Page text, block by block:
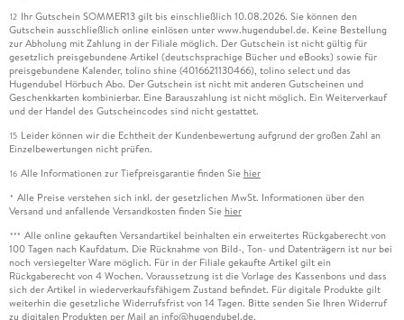
12 Ihr Gutschein SOMMER13 gilt bis einschließlich 10.08.2026. Sie können den
Gutschein ausschließlich online einlösen unter www.hugendubel.de. Keine Bestellung
zur Abholung mit Zahlung in der Filiale möglich. Der Gutschein ist nicht gültig für
gesetzlich preisgebundene Artikel (deutschsprachige Bücher und eBooks) sowie für
preisgebundene Kalender, tolino shine (4016621130466), tolino select und das
Hugendubel Hörbuch Abo. Der Gutschein ist nicht mit anderen Gutscheinen und
Geschenkkarten kombinierbar. Eine Barauszahlung ist nicht möglich. Ein Weiterverkauf
und der Handel des Gutscheincodes sind nicht gestattet.
15 Leider können wir die Echtheit der Kundenbewertung aufgrund der großen Zahl an
Einzelbewertungen nicht prüfen.
16 Alle Informationen zur Tiefpreisgarantie finden Sie hier
* Alle Preise verstehen sich inkl. der gesetzlichen MwSt. Informationen über den
Versand und anfallende Versandkosten finden Sie hier
*** Alle online gekauften Versandartikel beinhalten ein erweitertes Rückgaberecht von
100 Tagen nach Kaufdatum. Die Rücknahme von Bild-, Ton- und Datenträgern ist nur bei
noch versiegelter Ware möglich. Für in der Filiale gekaufte Artikel gilt ein
Rückgaberecht von 4 Wochen. Voraussetzung ist die Vorlage des Kassenbons und dass
sich der Artikel in wiederverkaufsfähigem Zustand befindet. Für digitale Produkte gilt
weiterhin die gesetzliche Widerrufsfrist von 14 Tagen. Bitte senden Sie Ihren Widerruf
zu digitalen Produkten per Mail an info@hugendubel.de.